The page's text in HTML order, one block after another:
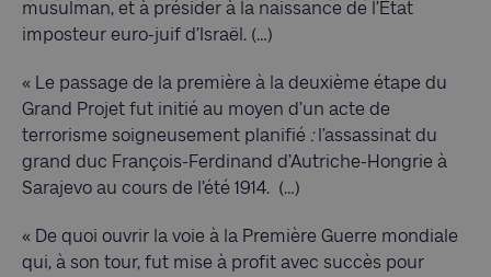
musulman, et à présider à la naissance de l’État
imposteur euro-juif d’Israël. (…)
« Le passage de la première à la deuxième étape du
Grand Projet fut initié au moyen d’un acte de
terrorisme soigneusement planifié :l’assassinat du
grand duc François-Ferdinand d’Autriche-Hongrie à
Sarajevo au cours de l’été 1914. (…)
« De quoi ouvrir la voie à la Première Guerre mondiale
qui, à son tour, fut mise à profit avec succès pour